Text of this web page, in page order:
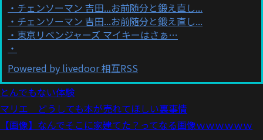
チェンソーマン 吉田...お前随分と鍛え直し...
チェンソーマン 吉田...お前随分と鍛え直し...
東京リベンジャーズ マイキーはさぁ…
Powered by livedoor 相互RSS
とんでもない体験
マリエ どうしても本が売れてほしい裏事情
【画像】なんでそこに家建てた？ってなる画像ｗｗｗｗｗｗ